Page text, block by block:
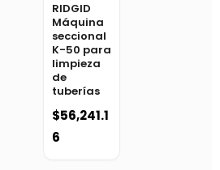
RIDGID
Máquina
seccional
K-50 para
limpieza
de
tuberías
$56,241.1
6